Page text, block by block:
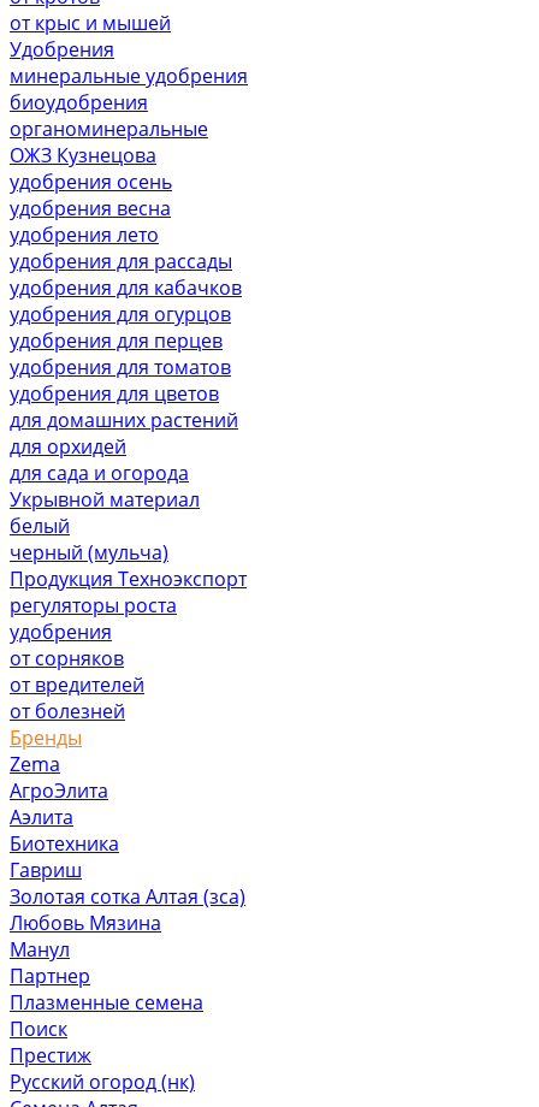
от крыс и мышей
Удобрения
минеральные удобрения
биоудобрения
органоминеральные
ОЖЗ Кузнецова
удобрения осень
удобрения весна
удобрения лето
удобрения для рассады
удобрения для кабачков
удобрения для огурцов
удобрения для перцев
удобрения для томатов
удобрения для цветов
для домашних растений
для орхидей
для сада и огорода
Укрывной материал
белый
черный (мульча)
Продукция Техноэкспорт
регуляторы роста
удобрения
от сорняков
от вредителей
от болезней
Бренды
Zema
АгроЭлита
Аэлита
Биотехника
Гавриш
Золотая сотка Алтая (зса)
Любовь Мязина
Манул
Партнер
Плазменные семена
Поиск
Престиж
Русский огород (нк)